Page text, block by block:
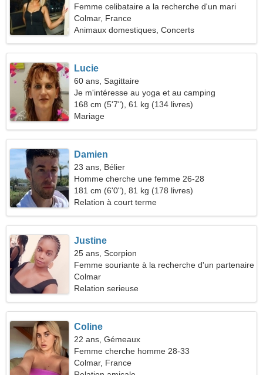
Femme celibataire a la recherche d'un mari
Colmar, France
Animaux domestiques, Concerts
Lucie
60 ans, Sagittaire
Je m'intéresse au yoga et au camping
168 cm (5'7"), 61 kg (134 livres)
Mariage
Damien
23 ans, Bélier
Homme cherche une femme 26-28
181 cm (6'0"), 81 kg (178 livres)
Relation à court terme
Justine
25 ans, Scorpion
Femme souriante à la recherche d'un partenaire
Colmar
Relation serieuse
Coline
22 ans, Gémeaux
Femme cherche homme 28-33
Colmar, France